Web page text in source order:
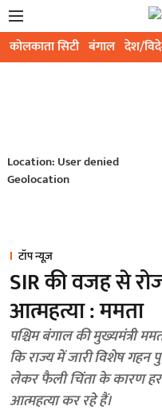
कोलकाता सिटी बंगाल देश/
Location: User denied
Geolocation
टॉप न्यूज़
SIR की वजह से
आत्महत्या : ममता
पश्चिम बंगाल की मुख्यमंत्री
कि राज्य में जारी विशेष
लेकर फैली चिंता के कारण
आत्महत्या कर रहे हैं।